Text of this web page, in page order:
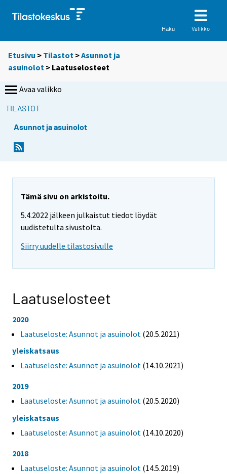
Haku Valikko
Etusivu > Tilastot >Asunnot ja
asuinolot > Laatuselosteet
Avaa valikko
TILASTOT
Asunnot ja asuinolot
Tämä sivu on arkistoitu.
5.4.2022 jälkeen julkaistut tiedot löydät
uudistetulta sivustolta.
Siirry uudelle tilastosivulle
Laatuselosteet
2020
Laatuseloste: Asunnot ja asuinolot (20.5.2021)
yleiskatsaus
Laatuseloste: Asunnot ja asuinolot (14.10.2021)
2019
Laatuseloste: Asunnot ja asuinolot (20.5.2020)
yleiskatsaus
Laatuseloste: Asunnot ja asuinolot (14.10.2020)
2018
Laatuseloste: Asunnot ja asuinolot (14.5.2019)